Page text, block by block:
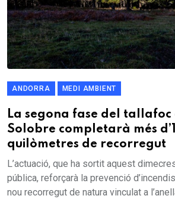
ANDORRA MEDI AMBIENT
La segona fase del tallafoc
Solobre completarà més
quilòmetres de recorregut
L’actuació, que ha sortit aquest
pública, reforçarà la prevenció
nou recorregut de natura vinculat a